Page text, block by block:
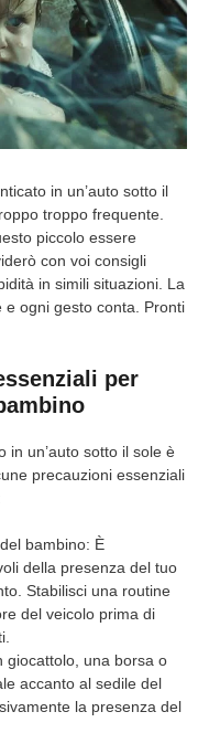
in un’auto sotto il
troppo frequente.
piccolo essere
con voi consigli
in simili situazioni. La
ogni gesto conta. Pronti
per
in un’auto sotto il sole è
precauzioni essenziali
bambino: È
della presenza del tuo
Stabilisci una routine
del veicolo prima di
giocattolo, una borsa o
accanto al sedile del
la presenza del